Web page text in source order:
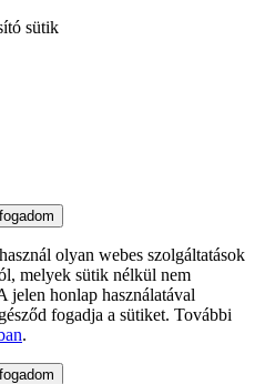
sütik
olyan webes szolgáltatások
melyek sütik nélkül nem
jelen honlap használatával
fogadja a sütiket. További
.